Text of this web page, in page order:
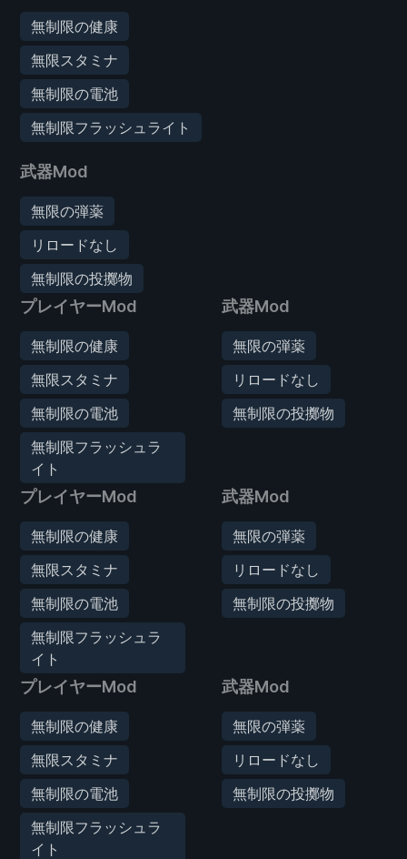
無制限の健康
無限スタミナ
無制限の電池
無制限フラッシュライト
武器Mod
無限の弾薬
リロードなし
無制限の投擲物
プレイヤーMod
無制限の健康
無限スタミナ
無制限の電池
無制限フラッシュラ
イト
武器Mod
無限の弾薬
リロードなし
無制限の投擲物
プレイヤーMod
無制限の健康
無限スタミナ
無制限の電池
無制限フラッシュラ
イト
武器Mod
無限の弾薬
リロードなし
無制限の投擲物
プレイヤーMod
無制限の健康
無限スタミナ
無制限の電池
無制限フラッシュラ
イト
武器Mod
無限の弾薬
リロードなし
無制限の投擲物